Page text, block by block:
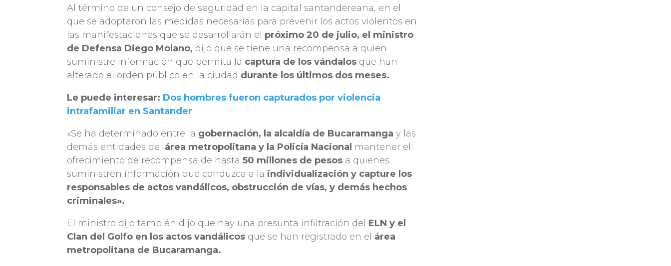
Al término de un consejo de seguridad en la capital santandereana, en el
que se adoptaron las medidas necesarias para prevenir los actos violentos en
las manifestaciones que se desarrollarán el próximo 20 de julio, el ministro
de Defensa Diego Molano, dijo que se tiene una recompensa a quien
suministre información que permita la captura de los vándalos que han
alterado el orden público en la ciudad durante los últimos dos meses.
Le puede interesar: Dos hombres fueron capturados por violencia
intrafamiliar en Santander
«Se ha determinado entre la gobernación, la alcaldía de Bucaramanga y las
demás entidades del área metropolitana y la Policía Nacional mantener el
ofrecimiento de recompensa de hasta50 millones de pesos a quienes
suministren información que conduzca a la individualización y capture los
responsables de actos vandálicos, obstrucción de vías, y demás hechos
criminales».
El ministro dijo también dijo que hay una presunta infiltración del ELN y el
Clan del Golfo en los actos vandálicos que se han registrado en el área
metropolitana de Bucaramanga.